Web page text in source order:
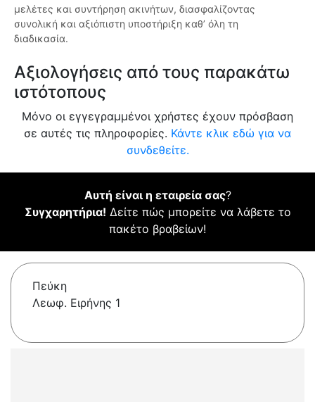
μελέτες και συντήρηση ακινήτων, διασφαλίζοντας
συνολική και αξιόπιστη υποστήριξη καθ’ όλη τη
διαδικασία.
Αξιολογήσεις από τους παρακάτω
ιστότοπους
Μόνο οι εγγεγραμμένοι χρήστες έχουν πρόσβαση
σε αυτές τις πληροφορίες. Κάντε κλικ εδώ για να
συνδεθείτε.
Αυτή είναι η εταιρεία σας?
Συγχαρητήρια! Δείτε πώς μπορείτε να λάβετε το
πακέτο βραβείων!
Πεύκη
Λεωφ. Ειρήνης 1